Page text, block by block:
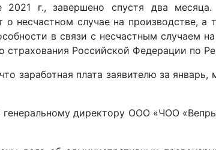
г., завершено спустя два
о несчастном случае на производстве,
в связи с несчастным случаем
страхования Российской Федерации по
заработная плата заявителю за
директору ООО «ЧОО